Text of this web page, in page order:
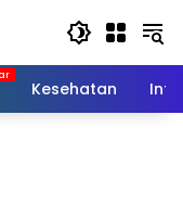
Kesehatan